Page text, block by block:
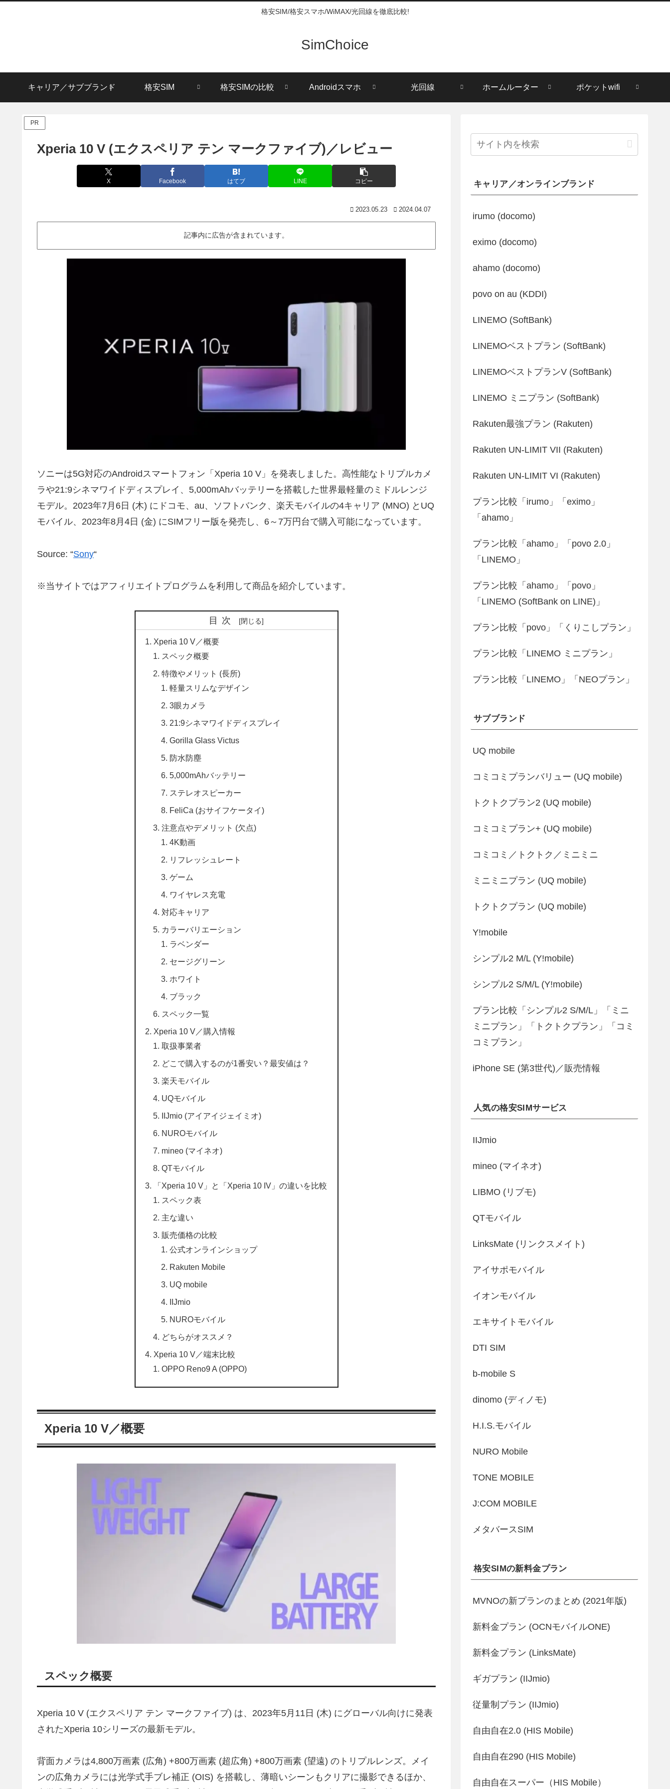
格安SIM/格安スマホ/WiMAX/光回線を徹底比較!
SimChoice
キャリア／サブブランド 格安SIM 格安SIMの比較 Androidスマホ 光回線 ホームルーター ポケットwifi
PR
Xperia 10 V (エクスペリア テン マークファイブ)／レビュー
X Facebook はてブ LINE コピー
2023.05.23 2024.04.07
記事内に広告が含まれています。
ソニーは5G対応のAndroidスマートフォン「Xperia 10 V」を発表しました。高性能なトリプルカメ
ラや21:9シネマワイドディスプレイ、5,000mAhバッテリーを搭載した世界最軽量のミドルレンジ
モデル。2023年7月6日 (木) にドコモ、au、ソフトバンク、楽天モバイルの4キャリア (MNO) とUQ
モバイル、2023年8月4日 (金) にSIMフリー版を発売し、6～7万円台で購入可能になっています。
Source: “Sony“
※当サイトではアフィリエイトプログラムを利用して商品を紹介しています。
目次
Xperia 10 V／概要
スペック概要
特徴やメリット (長所)
軽量スリムなデザイン
3眼カメラ
21:9シネマワイドディスプレイ
Gorilla Glass Victus
防水防塵
5,000mAhバッテリー
ステレオスピーカー
FeliCa (おサイフケータイ)
注意点やデメリット (欠点)
4K動画
リフレッシュレート
ゲーム
ワイヤレス充電
対応キャリア
カラーバリエーション
ラベンダー
セージグリーン
ホワイト
ブラック
スペック一覧
Xperia 10 V／購入情報
取扱事業者
どこで購入するのが1番安い？最安値は？
楽天モバイル
UQモバイル
IIJmio (アイアイジェイミオ)
NUROモバイル
mineo (マイネオ)
QTモバイル
「Xperia 10 V」と「Xperia 10 IV」の違いを比較
スペック表
主な違い
販売価格の比較
公式オンラインショップ
Rakuten Mobile
UQ mobile
IIJmio
NUROモバイル
どちらがオススメ？
Xperia 10 V／端末比較
OPPO Reno9 A (OPPO)
Xperia 10 V／概要
スペック概要
Xperia 10 V (エクスペリア テン マークファイブ) は、2023年5月11日 (木) にグローバル向けに発表
されたXperia 10シリーズの最新モデル。
背面カメラは4,800万画素 (広角) +800万画素 (超広角) +800万画素 (望遠) のトリプルレンズ。メイ
ンの広角カメラには光学式手ブレ補正 (OIS) を搭載し、薄暗いシーンもクリアに撮影できるほか、
キャリア／オンラインブランド
irumo (docomo)
eximo (docomo)
ahamo (docomo)
povo on au (KDDI)
LINEMO (SoftBank)
LINEMOベストプラン (SoftBank)
LINEMOベストプランV (SoftBank)
LINEMO ミニプラン (SoftBank)
Rakuten最強プラン (Rakuten)
Rakuten UN-LIMIT VII (Rakuten)
Rakuten UN-LIMIT VI (Rakuten)
プラン比較「irumo」「eximo」
「ahamo」
プラン比較「ahamo」「povo 2.0」
「LINEMO」
プラン比較「ahamo」「povo」
「LINEMO (SoftBank on LINE)」
プラン比較「povo」「くりこしプラン」
プラン比較「LINEMO ミニプラン」
プラン比較「LINEMO」「NEOプラン」
サブブランド
UQ mobile
コミコミプランバリュー (UQ mobile)
トクトクプラン2 (UQ mobile)
コミコミプラン+ (UQ mobile)
コミコミ／トクトク／ミニミニ
ミニミニプラン (UQ mobile)
トクトクプラン (UQ mobile)
Y!mobile
シンプル2 M/L (Y!mobile)
シンプル2 S/M/L (Y!mobile)
プラン比較「シンプル2 S/M/L」「ミニ
ミニプラン」「トクトクプラン」「コミ
コミプラン」
iPhone SE (第3世代)／販売情報
人気の格安SIMサービス
IIJmio
mineo (マイネオ)
LIBMO (リブモ)
QTモバイル
LinksMate (リンクスメイト)
アイサポモバイル
イオンモバイル
エキサイトモバイル
DTI SIM
b-mobile S
dinomo (ディノモ)
H.I.S.モバイル
NURO Mobile
TONE MOBILE
J:COM MOBILE
メタバースSIM
格安SIMの新料金プラン
MVNOの新プランのまとめ (2021年版)
新料金プラン (OCNモバイルONE)
新料金プラン (LinksMate)
ギガプラン (IIJmio)
従量制プラン (IIJmio)
自由自在2.0 (HIS Mobile)
自由自在290 (HIS Mobile)
自由自在スーパー（HIS Mobile）